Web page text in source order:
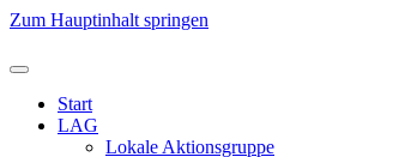
Zum Hauptinhalt springen
Start
LAG
Lokale Aktionsgruppe